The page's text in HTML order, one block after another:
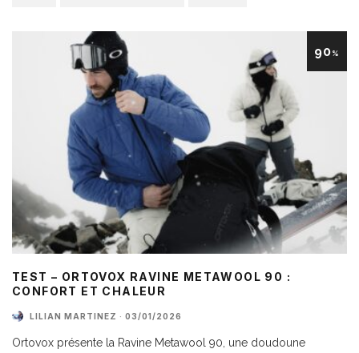
90%
TEST – ORTOVOX RAVINE METAWOOL 90 :
CONFORT ET CHALEUR
LILIAN MARTINEZ · 03/01/2026
Ortovox présente la Ravine Metawool 90, une doudoune